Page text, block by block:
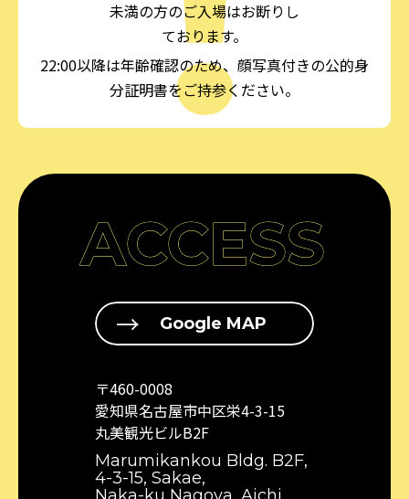
未満の方のご入場はお断りし
ております。
22:00以降は年齢確認のため、顔写真付きの公的身
分証明書をご持参ください。
ACCESS
Google MAP
〒460-0008
愛知県名古屋市中区栄4-3-15
丸美観光ビルB2F
Marumikankou Bldg. B2F,
4-3-15, Sakae,